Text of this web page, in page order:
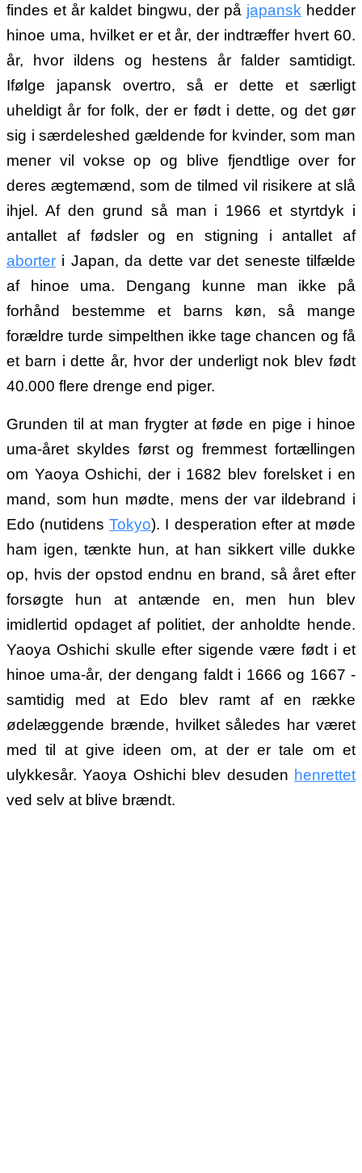
findes et år kaldet bingwu, der på japansk hedder
hinoe uma, hvilket er et år, der indtræffer hvert 60.
år, hvor ildens og hestens år falder samtidigt.
Ifølge japansk overtro, så er dette et særligt
uheldigt år for folk, der er født i dette, og det gør
sig i særdeleshed gældende for kvinder, som man
mener vil vokse op og blive fjendtlige over for
deres ægtemænd, som de tilmed vil risikere at slå
ihjel. Af den grund så man i 1966 et styrtdyk i
antallet af fødsler og en stigning i antallet af
aborter i Japan, da dette var det seneste tilfælde
af hinoe uma. Dengang kunne man ikke på
forhånd bestemme et barns køn, så mange
forældre turde simpelthen ikke tage chancen og få
et barn i dette år, hvor der underligt nok blev født
40.000 flere drenge end piger.
Grunden til at man frygter at føde en pige i hinoe
uma-året skyldes først og fremmest fortællingen
om Yaoya Oshichi, der i 1682 blev forelsket i en
mand, som hun mødte, mens der var ildebrand i
Edo (nutidensTokyo). I desperation efter at møde
ham igen, tænkte hun, at han sikkert ville dukke
op, hvis der opstod endnu en brand, så året efter
forsøgte hun at antænde en, men hun blev
imidlertid opdaget af politiet, der anholdte hende.
Yaoya Oshichi skulle efter sigende være født i et
hinoe uma-år, der dengang faldt i 1666 og 1667 -
samtidig med at Edo blev ramt af en række
ødelæggende brænde, hvilket således har været
med til at give ideen om, at der er tale om et
ulykkesår. Yaoya Oshichi blev desuden henrettet
ved selv at blive brændt.